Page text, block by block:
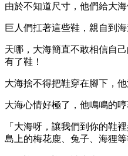
由於不知道尺寸，他們給大
巨人們扛著這些鞋，親自到海
天哪，大海簡直不敢相信自
有了鞋！
大海捨不得把鞋穿在腳下，
大海心情好極了，他鳴鳴的
「大海呀，讓我們到你的鞋
島上的梅花鹿、兔子、海狸等